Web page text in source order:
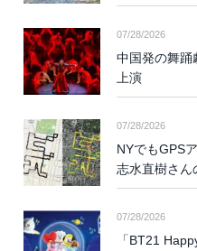
07/28/2026
中国発の舞踊
上演
07/28/2026
NYでもGPS
志水直樹さん
07/28/2026
「BT21